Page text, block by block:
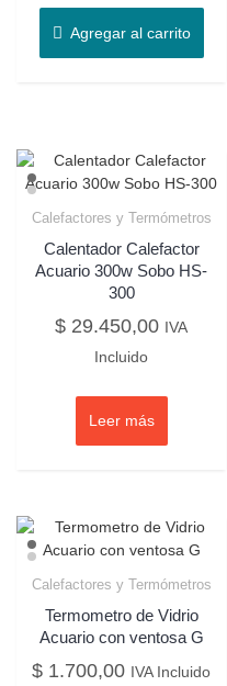
Agregar al carrito
Calefactores y Termómetros
Calentador Calefactor
Acuario 300w Sobo HS-
300
$ 29.450,00 IVA
Incluido
Leer más
Calefactores y Termómetros
Termometro de Vidrio
Acuario con ventosa G
$ 1.700,00 IVA Incluido